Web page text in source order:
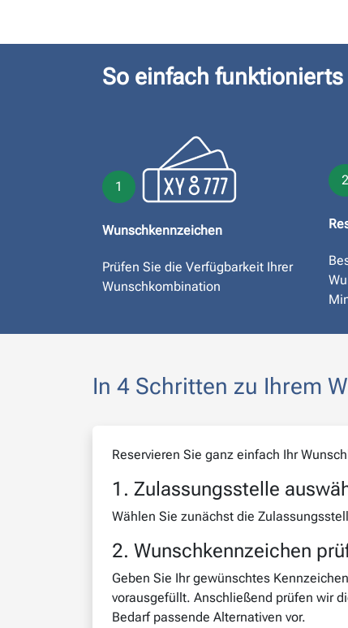
So einfach funktionierts
1
Wunschkennzeichen
Prüfen Sie die Verfügbarkeit Ihrer
Wunschkombination
2
In 4 Schritten zu Ihrem
Reservieren Sie ganz einfach Ihr
1. Zulassungsstelle
Wählen Sie zunächst die
2. Wunschkennzeichen
Geben Sie Ihr gewünschtes
vorausgefüllt. Anschließend prüfen wir
Bedarf passende Alternativen vor.